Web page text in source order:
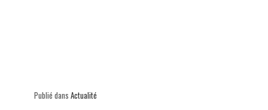
Publié dans Actualité